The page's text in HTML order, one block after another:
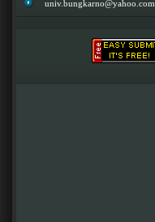
univ.bungkarno@yahoo.com